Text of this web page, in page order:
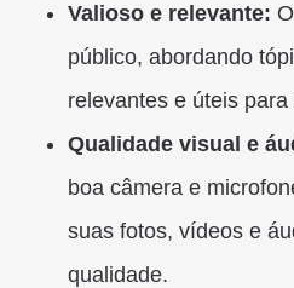
Valioso e relevante:
público, abordando
relevantes e úteis para
Qualidade visual e
boa câmera e
suas fotos, vídeos e
qualidade.